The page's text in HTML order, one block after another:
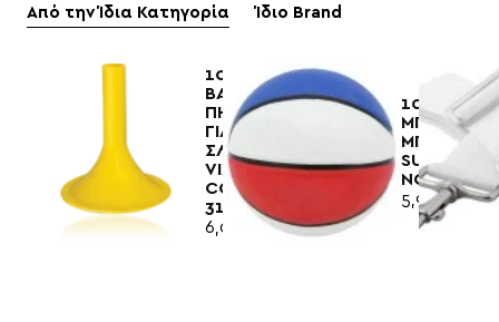
Από την Ίδια Κατηγορία Ίδιο Brand
100510
ΒΑΣΗ
ΠΗΧΕΩΝ
ΓΙΑ
ΣΛΑΛΟΜ
VIXEN
CODE
3142
6,00€
100555
ΜΠΑΛΑ
ΜΠΑΣΚΕΤ
SUPA
NO7
5,90€